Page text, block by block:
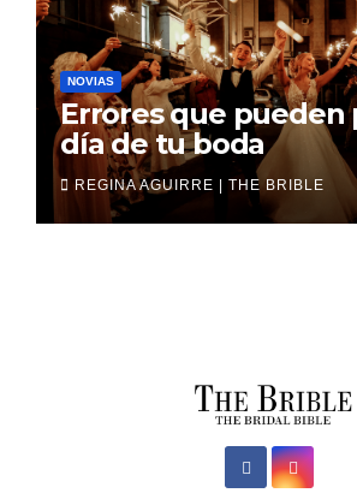
NOVIAS
Errores que pueden
día de tu boda
REGINA AGUIRRE | THE BRIBLE